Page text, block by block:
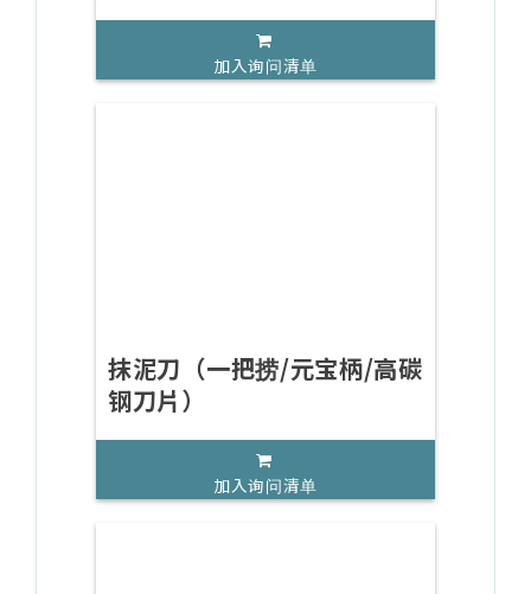
加入询问清单
抹泥刀（一把捞/元宝柄/高碳
钢刀片）
加入询问清单